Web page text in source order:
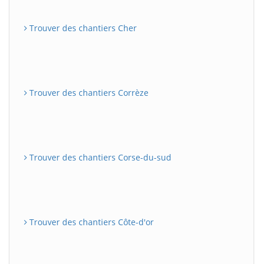
Trouver des chantiers Cher
Trouver des chantiers Corrèze
Trouver des chantiers Corse-du-sud
Trouver des chantiers Côte-d'or